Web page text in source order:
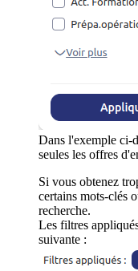
Dans l'exemple ci-
seules les offres
Si vous obtenez
certains mots-clés
recherche.
Les filtres
suivante :